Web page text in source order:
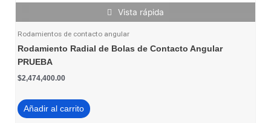
Vista rápida
Rodamientos de contacto angular
Rodamiento Radial de Bolas de Contacto Angular
PRUEBA
$2,474,400.00
Añadir al carrito